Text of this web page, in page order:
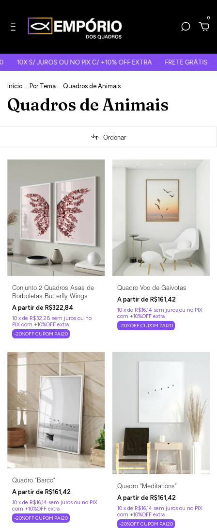
0
NO PIX C/ +10% OFF EXTRA FRETE GRÁTIS -20% OFF HJ >>
Início . Por Tema . Quadros de Animais
Quadros de Animais
Ordenar
Conjunto 2 Quadros Asas de
Borboletas Butterfly Wings
R$322,84
10 x de R$32,28 sem juros
-20%OFF CUPOM PAI20
Quadro Voo de Gaivotas
R$161,42
10 x de R$16,14 sem juros
-20%OFF CUPOM PAI20
Quadro "Barco"
R$161,42
10 x de R$16,14 sem juros
-20%OFF CUPOM PAI20
Quadro "Meditations"
R$161,42
10 x de R$16,14 sem juros
-20%OFF CUPOM PAI20